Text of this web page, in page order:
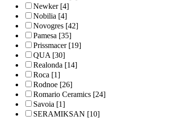
Newker[4]
Nobilia [4]
Novogres [42]
Pamesa [35]
Prissmacer[19]
QUA[30]
Realonda [14]
Roca [1]
Rodnoe [26]
Romario Ceramics [24]
Savoia [1]
SERAMIKSAN [10]